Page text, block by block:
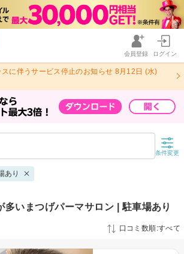
会員登録 ログイン
に伴うサービス停止のお知らせ 8月12日 (水)
条件変更
あり
多いまつげパーマサロン | 駐車場あり
口コミ数順:すべて